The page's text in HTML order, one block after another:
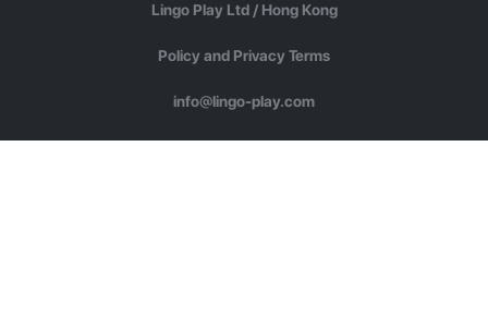
Lingo Play Ltd / Hong Kong
Policy and Privacy Terms
info@lingo-play.com